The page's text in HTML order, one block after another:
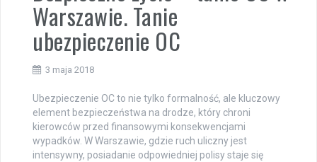
Warszawie. Tanie
ubezpieczenie OC
3 maja 2018
Ubezpieczenie OC to nie tylko formalność, ale kluczowy
element bezpieczeństwa na drodze, który chroni
kierowców przed finansowymi konsekwencjami
wypadków. W Warszawie, gdzie ruch uliczny jest
intensywny, posiadanie odpowiedniej polisy staje się